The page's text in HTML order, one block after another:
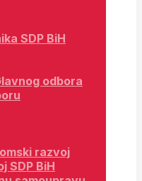
SDP BiH
odbora
razvoj
SDP BiH